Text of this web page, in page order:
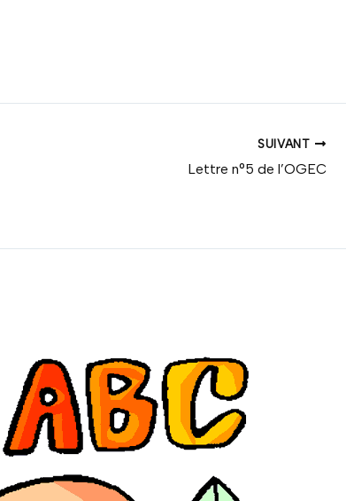
SUIVANT
Lettre n°5 de l’OGEC